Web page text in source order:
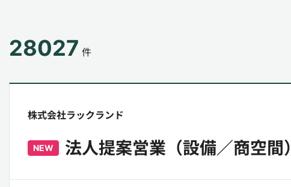
28027 件
株式会社ラックランド
NEW 法人提案営業（設備／商空間）